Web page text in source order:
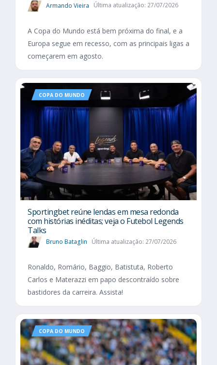
Armando Vieira Última atualização: 27/07/2026
A Copa do Mundo está bem próxima do final, e a
Europa segue em recesso, com as principais ligas a
começarem em agosto.
COPA DO MUNDO
Sportingbet reúne lendas em mesa redonda
com histórias inéditas; veja o Futebol Legends
Talks
Bruno Bataglin Última atualização: 27/07/2026
Ronaldo, Romário, Baggio, Batistuta, Roberto
Carlos e Materazzi em papo descontraído sobre
bastidores da carreira. Assista!
COPA DO MUNDO